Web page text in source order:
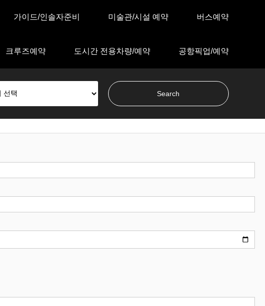
가이드/인솔자준비 미술관/시설 예약 버스예약
크루즈예약 도시간 전용차량/예약 공항픽업/예약